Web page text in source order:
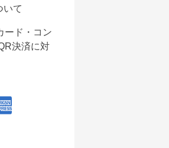
いて
ード・コン
決済に対